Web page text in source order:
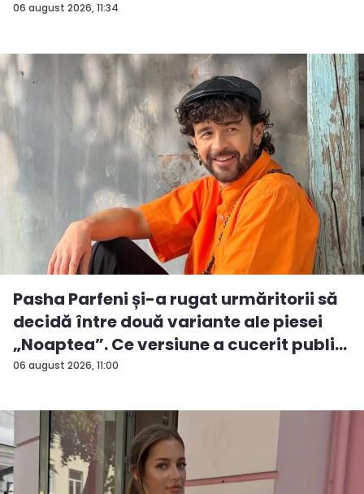
06 august 2026, 11:34
06 august 2026, 11:00
Pasha Parfeni și-a rugat urmăritorii să
decidă între două variante ale piesei
„Noaptea”. Ce versiune a cucerit publi...